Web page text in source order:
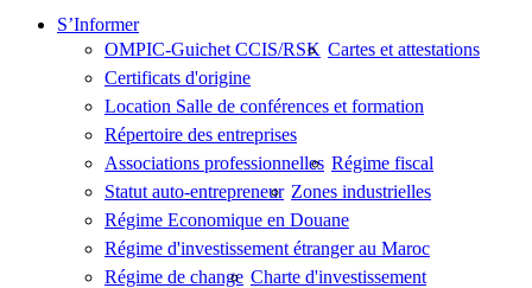
S’Informer
OMPIC-Guichet CCIS/RSK Cartes et attestations
Certificats d'origine
Location Salle de conférences et formation
Répertoire des entreprises
Associations professionnelles Régime fiscal
Statut auto-entrepreneur Zones industrielles
Régime Economique en Douane
Régime d'investissement étranger au Maroc
Régime de change Charte d'investissement